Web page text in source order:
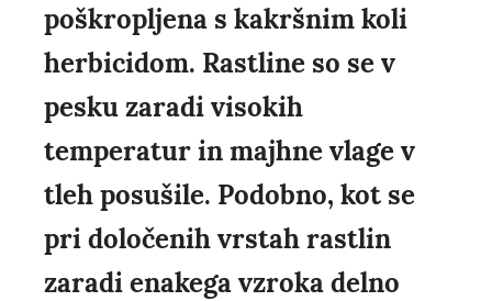
poškropljena s kakršnim koli
herbicidom. Rastline so se v
pesku zaradi visokih
temperatur in majhne vlage v
tleh posušile. Podobno, kot se
pri določenih vrstah rastlin
zaradi enakega vzroka delno